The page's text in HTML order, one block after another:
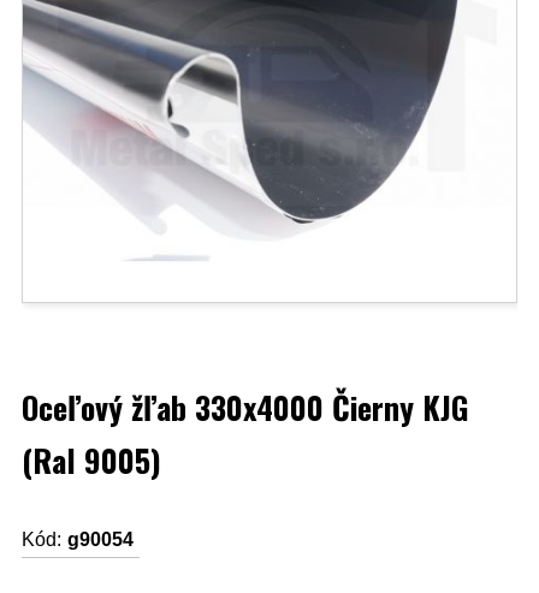
Oceľový žľab 330x4000 Čierny KJG
(Ral 9005)
Kód: g90054